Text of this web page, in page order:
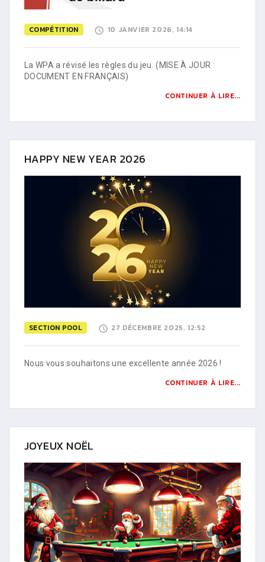
COMPÉTITION 10 JANVIER 2026, 14:14
La WPA a révisé les règles du jeu. (MISE À JOUR :
DOCUMENT EN FRANÇAIS)
CONTINUER À LIRE...
HAPPY NEW YEAR 2026
SECTION POOL 27 DÉCEMBRE 2025, 12:52
Nous vous souhaitons une excellente année 2026 !
CONTINUER À LIRE...
JOYEUX NOËL